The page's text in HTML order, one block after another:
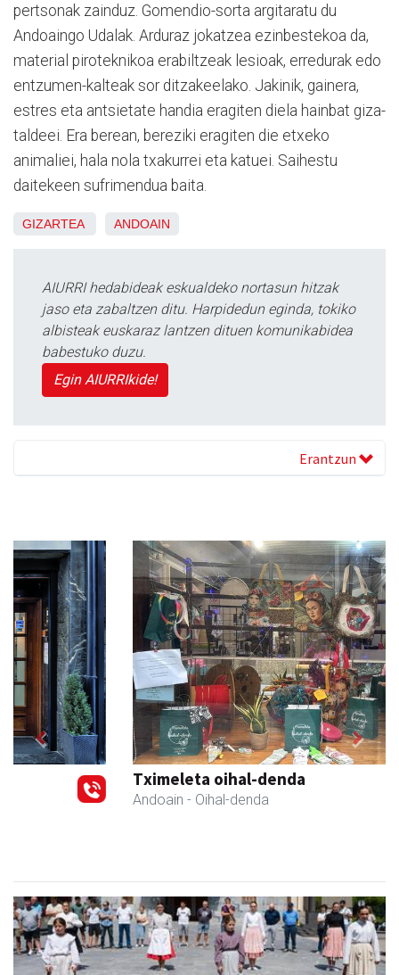
pertsonak zainduz. Gomendio-sorta argitaratu du
Andoaingo Udalak. Arduraz jokatzea ezinbestekoa da,
material piroteknikoa erabiltzeak lesioak, erredurak edo
entzumen-kalteak sor ditzakeelako. Jakinik, gainera,
estres eta antsietate handia eragiten diela hainbat giza-
taldeei. Era berean, bereziki eragiten die etxeko
animaliei, hala nola txakurrei eta katuei. Saihestu
daitekeen sufrimendua baita.
GIZARTEA ANDOAIN
AIURRI hedabideak eskualdeko nortasun hitzak
jaso eta zabaltzen ditu. Harpidedun eginda, tokiko
albisteak euskaraz lantzen dituen komunikabidea
babestuko duzu.
Egin AIURRIkide!
Erantzun
Tximeleta oihal-denda
- Oihal-denda
Previous Next